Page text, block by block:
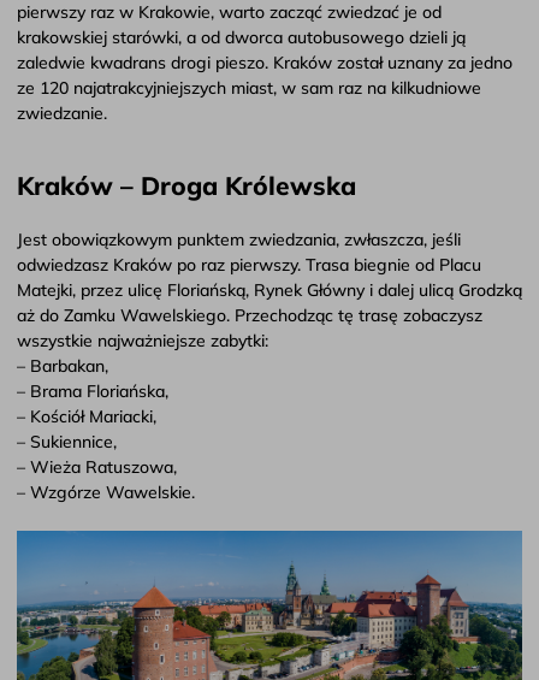
pierwszy raz w Krakowie, warto zacząć zwiedzać je od
krakowskiej starówki, a od dworca autobusowego dzieli ją
zaledwie kwadrans drogi pieszo. Kraków został uznany za jedno
ze 120 najatrakcyjniejszych miast, w sam raz na kilkudniowe
zwiedzanie.
Kraków – Droga Królewska
Jest obowiązkowym punktem zwiedzania, zwłaszcza, jeśli
odwiedzasz Kraków po raz pierwszy. Trasa biegnie od Placu
Matejki, przez ulicę Floriańską, Rynek Główny i dalej ulicą Grodzką
aż do Zamku Wawelskiego. Przechodząc tę trasę zobaczysz
wszystkie najważniejsze zabytki:
– Barbakan,
– Brama Floriańska,
– Kościół Mariacki,
– Sukiennice,
– Wieża Ratuszowa,
– Wzgórze Wawelskie.